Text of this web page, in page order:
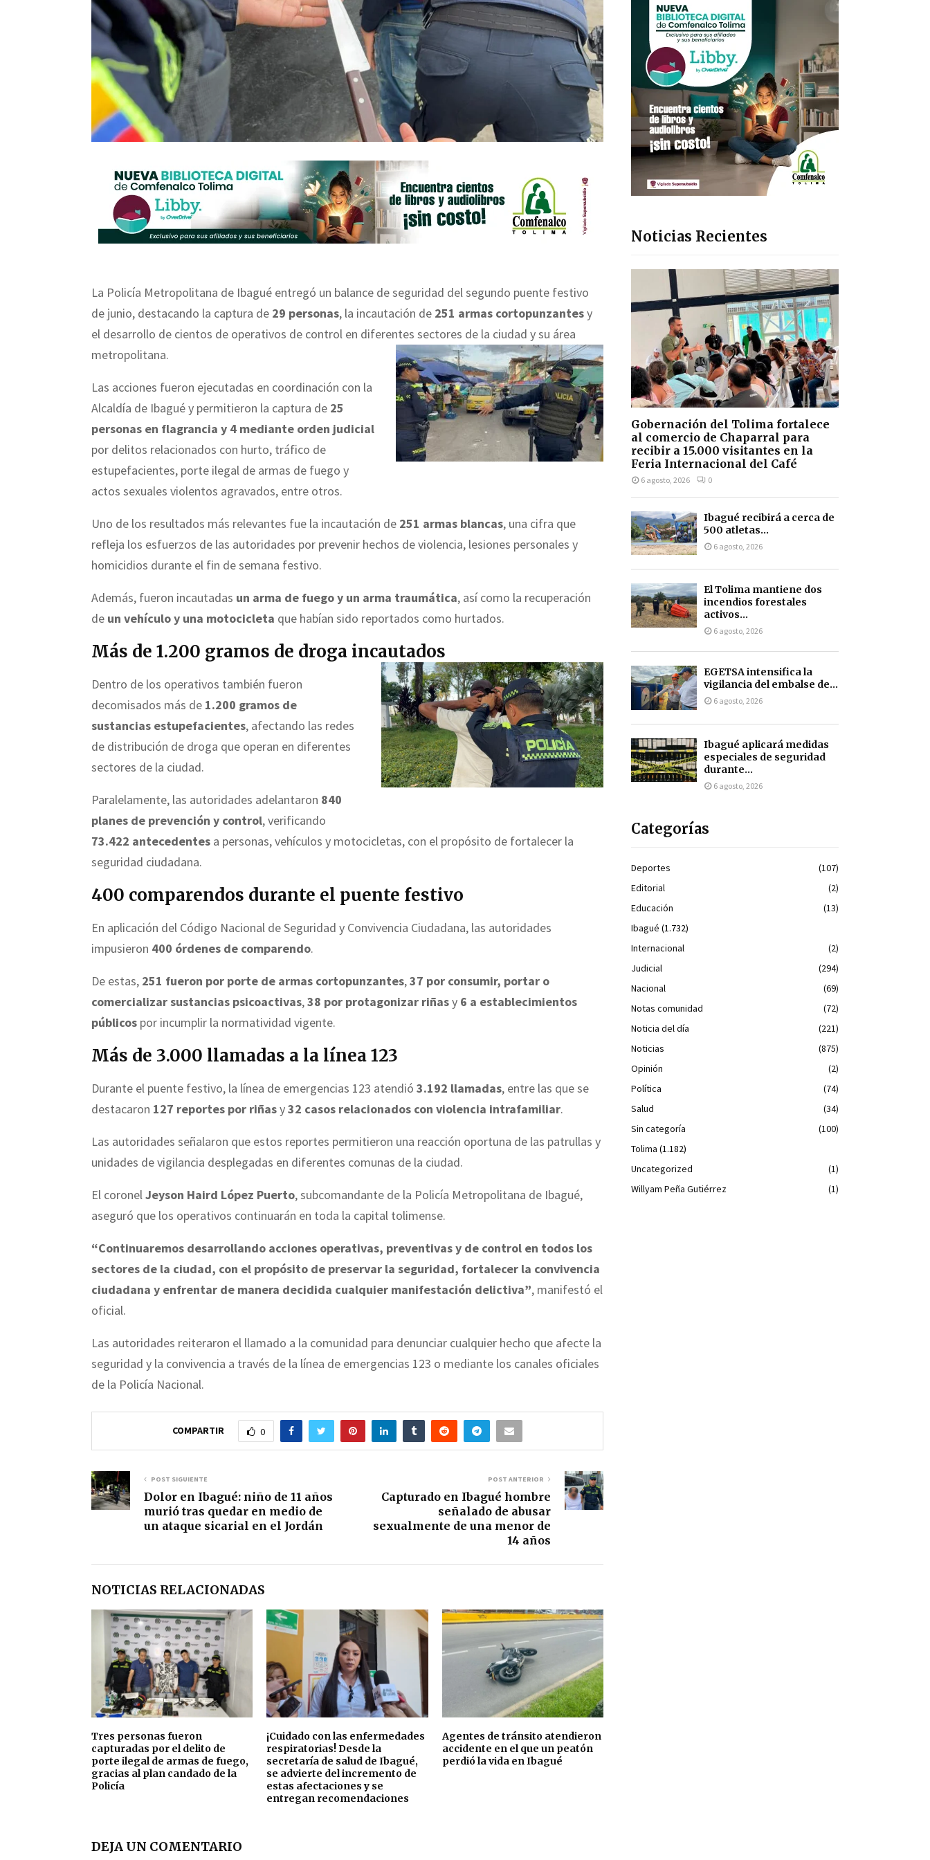
La Policía Metropolitana de Ibagué entregó un balance de seguridad del segundo puente festivo
de junio, destacando la captura de 29 personas, la incautación de 251 armas cortopunzantesy
el desarrollo de cientos de operativos de control en diferentes sectores de la ciudad y su área
metropolitana.
Las acciones fueron ejecutadas en coordinación con la
Alcaldía de Ibagué y permitieron la captura de 25
personas en flagrancia y 4 mediante orden judicial
por delitos relacionados con hurto, tráfico de
estupefacientes, porte ilegal de armas de fuego y
actos sexuales violentos agravados, entre otros.
Uno de los resultados más relevantes fue la incautación de 251 armas blancas, una cifra que
refleja los esfuerzos de las autoridades por prevenir hechos de violencia, lesiones personales y
homicidios durante el fin de semana festivo.
Además, fueron incautadas un arma de fuego y un arma traumática, así como la recuperación
de un vehículo y una motocicleta que habían sido reportados como hurtados.
Más de 1.200 gramos de droga incautados
Dentro de los operativos también fueron
decomisados más de 1.200 gramos de
sustancias estupefacientes, afectando las redes
de distribución de droga que operan en diferentes
sectores de la ciudad.
Paralelamente, las autoridades adelantaron 840
planes de prevención y control, verificando
73.422 antecedentes a personas, vehículos y motocicletas, con el propósito de fortalecer la
seguridad ciudadana.
400 comparendos durante el puente festivo
En aplicación del Código Nacional de Seguridad y Convivencia Ciudadana, las autoridades
impusieron 400 órdenes de comparendo.
De estas, 251 fueron por porte de armas cortopunzantes,37 por consumir, portar o
comercializar sustancias psicoactivas,38 por protagonizar riñasy 6 a establecimientos
públicos por incumplir la normatividad vigente.
Más de 3.000 llamadas a la línea 123
Durante el puente festivo, la línea de emergencias 123 atendió 3.192 llamadas, entre las que se
destacaron 127 reportes por riñasy32 casos relacionados con violencia intrafamiliar.
Las autoridades señalaron que estos reportes permitieron una reacción oportuna de las patrullas y
unidades de vigilancia desplegadas en diferentes comunas de la ciudad.
El coronelJeyson Haird López Puerto, subcomandante de la Policía Metropolitana de Ibagué,
aseguró que los operativos continuarán en toda la capital tolimense.
“Continuaremos desarrollando acciones operativas, preventivas y de control en todos los
sectores de la ciudad, con el propósito de preservar la seguridad, fortalecer la convivencia
ciudadana y enfrentar de manera decidida cualquier manifestación delictiva”, manifestó el
oficial.
Las autoridades reiteraron el llamado a la comunidad para denunciar cualquier hecho que afecte la
seguridad y la convivencia a través de la línea de emergencias 123 o mediante los canales oficiales
de la Policía Nacional.
COMPARTIR 0
POST SIGUIENTE
Dolor en Ibagué: niño de 11 años
murió tras quedar en medio de
un ataque sicarial en el Jordán
POST ANTERIOR
Capturado en Ibagué hombre
señalado de abusar
sexualmente de una menor de
14 años
NOTICIAS RELACIONADAS
Tres personas fueron
capturadas por el delito de
porte ilegal de armas de fuego,
gracias al plan candado de la
Policía
¡Cuidado con las enfermedades
respiratorias! Desde la
secretaría de salud de Ibagué,
se advierte del incremento de
estas afectaciones y se
entregan recomendaciones
Agentes de tránsito atendieron
accidente en el que un peatón
perdió la vida en Ibagué
DEJA UN COMENTARIO
Noticias Recientes
Gobernación del Tolima fortalece
al comercio de Chaparral para
recibir a 15.000 visitantes en la
Feria Internacional del Café
6 agosto, 2026 0
Ibagué recibirá a cerca de
500 atletas...
6 agosto, 2026
El Tolima mantiene dos
incendios forestales
activos...
6 agosto, 2026
EGETSA intensifica la
vigilancia del embalse de...
6 agosto, 2026
Ibagué aplicará medidas
especiales de seguridad
durante...
6 agosto, 2026
Categorías
Deportes
(107)
Editorial
(2)
Educación
(13)
Ibagué (1.732)
Internacional
(2)
Judicial
(294)
Nacional
(69)
Notas comunidad
(72)
Noticia del día
(221)
Noticias
(875)
Opinión
(2)
Política
(74)
Salud
(34)
Sin categoría
(100)
Tolima (1.182)
Uncategorized
(1)
Willyam Peña Gutiérrez
(1)